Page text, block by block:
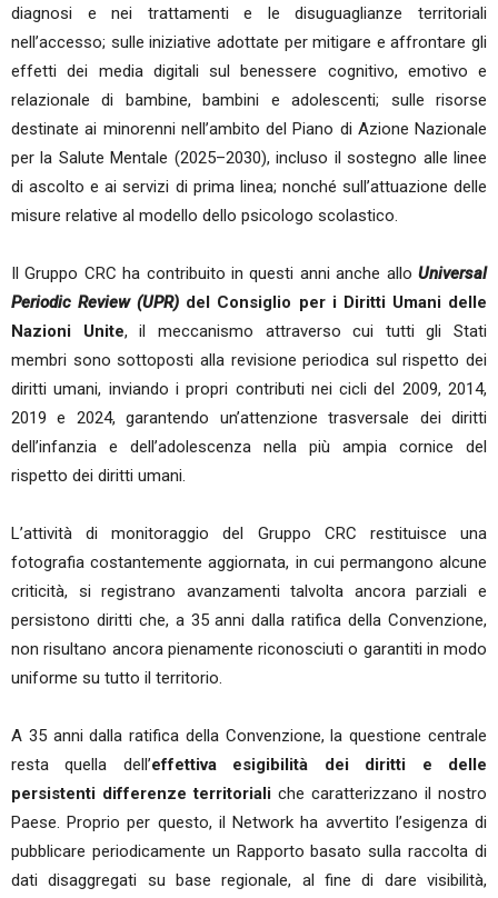
diagnosi e nei trattamenti e le disuguaglianze territoriali
nell’accesso; sulle iniziative adottate per mitigare e affrontare gli
effetti dei media digitali sul benessere cognitivo, emotivo e
relazionale di bambine, bambini e adolescenti; sulle risorse
destinate ai minorenni nell’ambito del Piano di Azione Nazionale
per la Salute Mentale (2025–2030), incluso il sostegno alle linee
di ascolto e ai servizi di prima linea; nonché sull’attuazione delle
misure relative al modello dello psicologo scolastico.
Il Gruppo CRC ha contribuito in questi anni anche allo Universal
Periodic Review (UPR) del Consiglio per i Diritti Umani delle
Nazioni Unite, il meccanismo attraverso cui tutti gli Stati
membri sono sottoposti alla revisione periodica sul rispetto dei
diritti umani, inviando i propri contributi nei cicli del 2009, 2014,
2019 e 2024, garantendo un’attenzione trasversale dei diritti
dell’infanzia e dell’adolescenza nella più ampia cornice del
rispetto dei diritti umani.
L’attività di monitoraggio del Gruppo CRC restituisce una
fotografia costantemente aggiornata, in cui permangono alcune
criticità, si registrano avanzamenti talvolta ancora parziali e
persistono diritti che, a 35 anni dalla ratifica della Convenzione,
non risultano ancora pienamente riconosciuti o garantiti in modo
uniforme su tutto il territorio.
A 35 anni dalla ratifica della Convenzione, la questione centrale
resta quella dell’effettiva esigibilità dei diritti e delle
persistenti differenze territoriali che caratterizzano il nostro
Paese. Proprio per questo, il Network ha avvertito l’esigenza di
pubblicare periodicamente un Rapporto basato sulla raccolta di
dati disaggregati su base regionale, al fine di dare visibilità,